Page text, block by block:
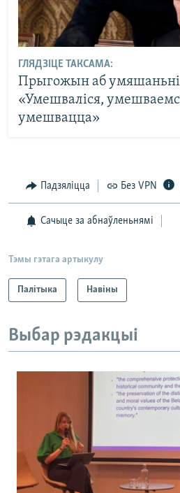
ГЛЯДЗІЦЕ ТАКСАМА:
Прыгожын аб
«Умешваліся,
умешвацца»
Падзяліцца Без VPN
Сачыце за абнаўленьнямі
Тэмы гэтага артыкулу
Палітыка Навіны
Выбар рэдакцыі